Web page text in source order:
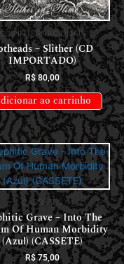
CDS INTERNACIONAIS
– Slither (CD
IMPORTADO)
R$80,00
ao carrinho
CASSETES
Grave – Into The
Of Human Morbidity
(Azul) (CASSETE)
R$75,00